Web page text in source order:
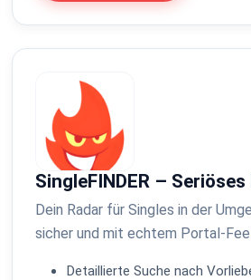
SingleFINDER –
Dein Radar für Singles in der
sicher und mit echtem Portal-
Detaillierte Suche nach